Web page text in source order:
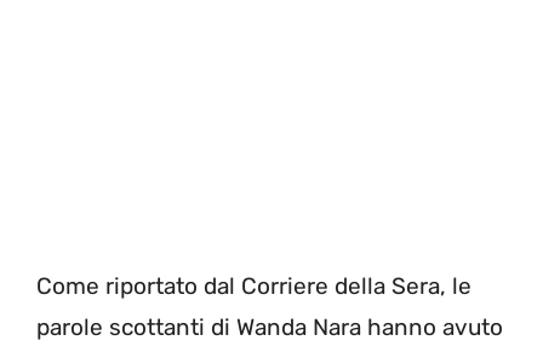
Come riportato dal Corriere della Sera, le
parole scottanti di Wanda Nara hanno avuto